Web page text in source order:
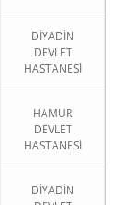
DİYADİN
DEVLET
HASTANESİ
HAMUR
DEVLET
HASTANESİ
DİYADİN